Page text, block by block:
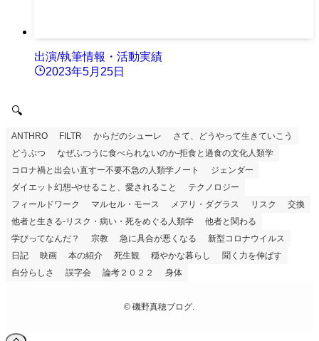
出演/執筆情報・活動実績
2023年5月25日
🔍
ANTHRO FILTR からだのシューレ
さて、どうやって生きていこう
どうぶつ
なぜふつうに食べられないのか-拒食と過食の文化人類学
コロナ禍と出会い直すー不要不急の人類学ノート
ジェンダー
ダイエット幻想-やせること、愛されること
テクノロジー
フィールドワーク
マルセル・モース メアリ・ダグラス リスク
交換
他者と生きる-リスク・病い・死をめぐる人類学
他者と関わる
学びってなんだ？
宗教 急に具合が悪くなる
新型コロナウイルス
日記
映画 本の紹介 死生観 穏やかな暮らし
聞く力を伸ばす
自分らしさ
誤字会 論考２０２２ 身体
© 磯野真穂ブログ.